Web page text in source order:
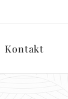
Kontakt